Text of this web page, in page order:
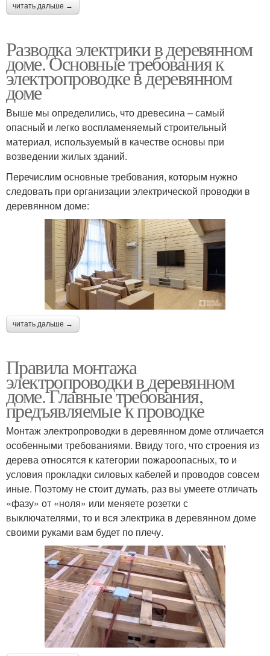
читать дальше →
Разводка электрики в деревянном
доме. Основные требования к
электропроводке в деревянном
доме
Выше мы определились, что древесина – самый
опасный и легко воспламеняемый строительный
материал, используемый в качестве основы при
возведении жилых зданий.
Перечислим основные требования, которым нужно
следовать при организации электрической проводки в
деревянном доме:
читать дальше →
Правила монтажа
электропроводки в деревянном
доме. Главные требования,
предъявляемые к проводке
Монтаж электропроводки в деревянном доме отличается
особенными требованиями. Ввиду того, что строения из
дерева относятся к категории пожароопасных, то и
условия прокладки силовых кабелей и проводов совсем
иные. Поэтому не стоит думать, раз вы умеете отличать
«фазу» от «ноля» или меняете розетки с
выключателями, то и вся электрика в деревянном доме
своими руками вам будет по плечу.